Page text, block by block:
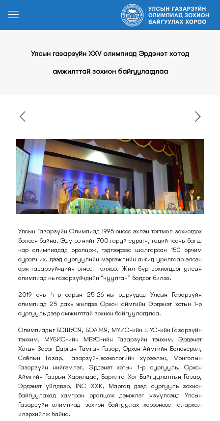
Улсын газарзүйн XXV олимпиад Эрдэнэт хотод
амжилттай зохион байгуулагдлаа
Улсын Газарзүйн Олимпиад 1995 оноос эхлэн тогтмол зохиогдох
болсон байна. Эдүгээ нийт 700 гаруй сурагч, төдий тооны багш
нар олимпиадад оролцож, тэдгээрээс шалгарсан 150 орчим
сурагч их, дээд сургуулийн мэргэжлийн ангид урилгаар элсэн
орж газарзүйчдийн эгнээг тэлжээ. Жил бүр зохиогддог улсын
олимпиад нь газарзүйчдийн “чуулган” болдог билээ.
2019 оны 4-р сарын 25-26-ны өдрүүдэд Улсын Газарзүйн
олимпиад 25 дахь жилдээ Орхон аймгийн Эрдэнэт хотын 1-р
сургууль дээр амжилттай зохион байгуулагдлаа.
Олимпиадыг БСШУСЯ, БОАЖЯ, МУИС-ийн ШУС-ийн Газарзүйн
тэнхим, МУБИС-ийн МБУС-ийн Газарзүйн тэнхим, Эрдэнэт
Хотын Засаг Даргын Тамгын Газар, Орхон Аймгийн Боловсрол,
Соёлын Газар, Газарзүй-Геоэкологийн хүрээлэн, Монголын
Газарзүйн нийгэмлэг, Эрдэнэт хотын 1-р сургууль, Орхон
Аймгийн Газрын Харилцаа, Барилга Хот Байгуулалтын Газар,
Эрдэнэт үйлдвэр, INC ХХК, Маргад дээд сургууль зохион
байгуулахад хамтран оролцож дэмжлэг үзүүлсэнд Улсын
Газарзүйн олимпиад зохион байгуулах хорооноос талархал
илэрхийлж байна.